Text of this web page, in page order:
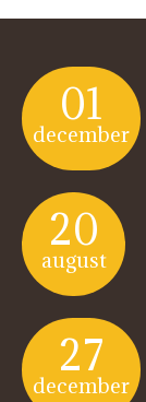
01
december
20
august
27
december